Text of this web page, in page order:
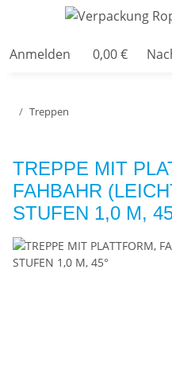
Anmelden 0,00 €
Treppen
TREPPE MIT
FAHBAHR
STUFEN 1,0 M,